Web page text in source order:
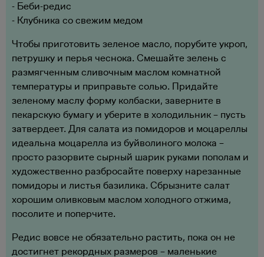
- Беби-редис
- Клубника со свежим медом
Чтобы приготовить зеленое масло, порубите укроп,
петрушку и перья чеснока. Смешайте зелень с
размягченным сливочным маслом комнатной
температуры и приправьте солью. Придайте
зеленому маслу форму колбаски, заверните в
пекарскую бумагу и уберите в холодильник – пусть
затвердеет. Для салата из помидоров и моцареллы
идеальна моцарелла из буйволиного молока –
просто разорвите сырный шарик руками пополам и
художественно разбросайте поверху нарезанные
помидоры и листья базилика. Сбрызните салат
хорошим оливковым маслом холодного отжима,
посолите и поперчите.
Редис вовсе не обязательно растить, пока он не
достигнет рекордных размеров – маленькие